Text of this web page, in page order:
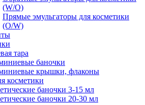
(W/O)
Прямые эмульгаторы для косметики
(O/W)
тара
баночки
крышки, флаконы
косметики
баночки 3-15 мл
баночки 20-30 мл